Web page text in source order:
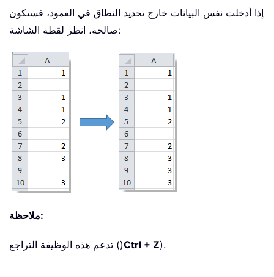
إذا أدخلت نفس البيانات خارج تحديد النطاق في العمود، فستكون
صالحة، انظر لقطة الشاشة:
ملاحظة:
تدعم هذه الوظيفة التراجع ()Ctrl + Z).